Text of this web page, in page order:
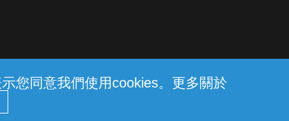
您同意我們使用cookies。更多關於